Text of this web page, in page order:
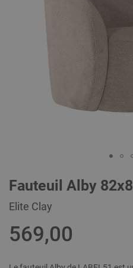
to
beginning
the
images
Fauteuil Alby
Elite Clay
569,00